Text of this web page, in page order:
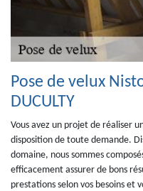
Pose de velux
DUCULTY
Vous avez un projet de réaliser
disposition de toute demande.
domaine, nous sommes
efficacement assurer de bons
prestations selon vos besoins et